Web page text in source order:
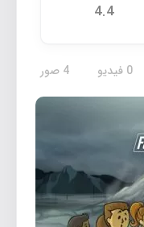
4.4
0 فيديو 4 صور